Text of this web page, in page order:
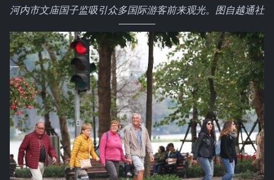
河内市文庙国子监吸引众多国际游客前来观光。图自越通社